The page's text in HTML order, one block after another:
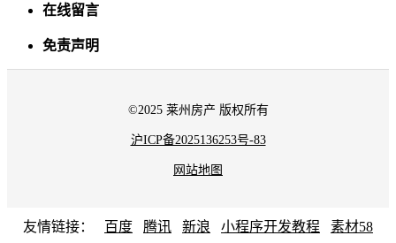
在线留言
免责声明
©2025 莱州房产 版权所有
沪ICP备2025136253号-83
网站地图
友情链接： 百度 腾讯 新浪 小程序开发教程
素材58